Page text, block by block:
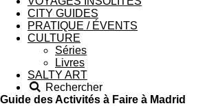
CITY GUIDES
PRATIQUE / ÉVENTS
CULTURE
Séries
Livres
SALTY ART
Rechercher
Guide des Activités à Faire à Madrid